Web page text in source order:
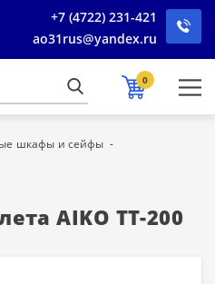
+7 (4722) 231-421
ao31rus@yandex.ru
0
шкафы и сейфы
AIKO ТТ-200